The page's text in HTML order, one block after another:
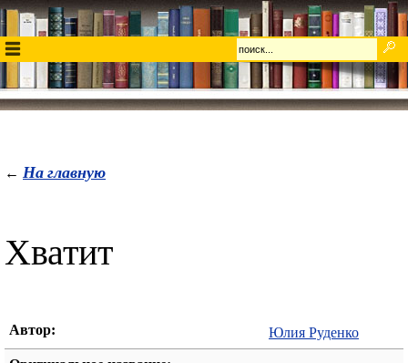
← На главную
Хватит
Автор: Юлия Руденко